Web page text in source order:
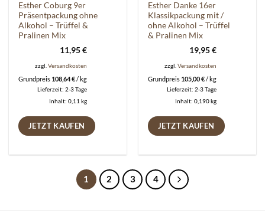
Esther Coburg 9er
Präsentpackung ohne
Alkohol – Trüffel &
Pralinen Mix
11,95€
zzgl.Versandkosten
Grundpreis 108,64€/kg
Lieferzeit:2-3 Tage
Inhalt: 0,11kg
JETZT KAUFEN
Esther Danke 16er
Klassikpackung mit /
ohne Alkohol – Trüffel
& Pralinen Mix
19,95€
zzgl.Versandkosten
Grundpreis 105,00€/kg
Lieferzeit:2-3 Tage
Inhalt: 0,190kg
JETZT KAUFEN
1 2 3 4